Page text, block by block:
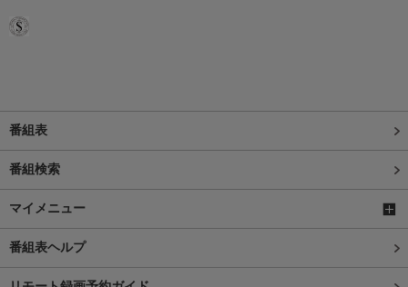
番組表
番組検索
マイメニュー
番組表ヘルプ